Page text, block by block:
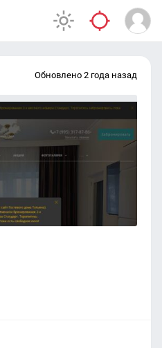
Обновлено 2 года назад